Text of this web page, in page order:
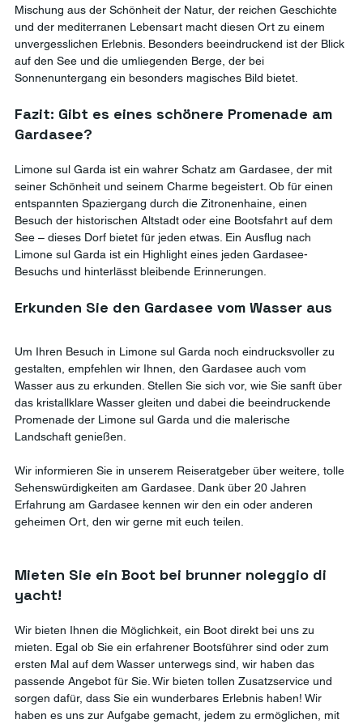
Mischung aus der Schönheit der Natur, der reichen Geschichte
und der mediterranen Lebensart macht diesen Ort zu einem
unvergesslichen Erlebnis. Besonders beeindruckend ist der Blick
auf den See und die umliegenden Berge, der bei
Sonnenuntergang ein besonders magisches Bild bietet.
Fazit: Gibt es eines schönere Promenade am
Gardasee?
Limone sul Garda ist ein wahrer Schatz am Gardasee, der mit
seiner Schönheit und seinem Charme begeistert. Ob für einen
entspannten Spaziergang durch die Zitronenhaine, einen
Besuch der historischen Altstadt oder eine Bootsfahrt auf dem
See – dieses Dorf bietet für jeden etwas. Ein Ausflug nach
Limone sul Garda ist ein Highlight eines jeden Gardasee-
Besuchs und hinterlässt bleibende Erinnerungen.
Erkunden Sie den Gardasee vom Wasser aus
Um Ihren Besuch in Limone sul Garda noch eindrucksvoller zu
gestalten, empfehlen wir Ihnen, den Gardasee auch vom
Wasser aus zu erkunden. Stellen Sie sich vor, wie Sie sanft über
das kristallklare Wasser gleiten und dabei die beeindruckende
Promenade der Limone sul Garda und die malerische
Landschaft genießen.
Wir informieren Sie in unserem Reiseratgeber über weitere, tolle
Sehenswürdigkeiten am Gardasee. Dank über 20 Jahren
Erfahrung am Gardasee kennen wir den ein oder anderen
geheimen Ort, den wir gerne mit euch teilen.
Mieten Sie ein Boot bei brunner noleggio di
yacht!
Wir bieten Ihnen die Möglichkeit, ein Boot direkt bei uns zu
mieten. Egal ob Sie ein erfahrener Bootsführer sind oder zum
ersten Mal auf dem Wasser unterwegs sind, wir haben das
passende Angebot für Sie. Wir bieten tollen Zusatzservice und
sorgen dafür, dass Sie ein wunderbares Erlebnis haben! Wir
haben es uns zur Aufgabe gemacht, jedem zu ermöglichen, mit